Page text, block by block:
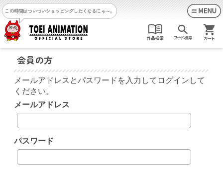
この時間はついついショッピングしたくなるにゃ～。
会員の方
メールアドレスとパスワードを入力してログインして
ください。
メールアドレス
パスワード